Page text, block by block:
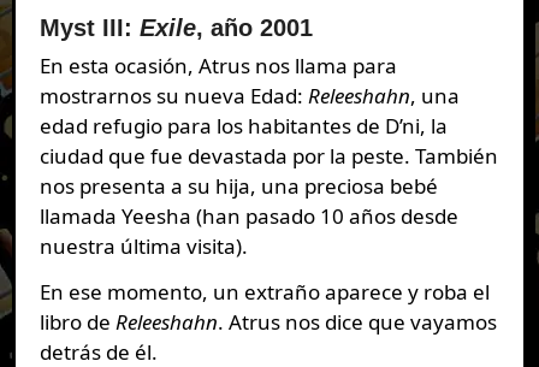
Myst III: Exile, año 2001
En esta ocasión, Atrus nos llama para
mostrarnos su nueva Edad: Releeshahn, una
edad refugio para los habitantes de D’ni, la
ciudad que fue devastada por la peste. También
nos presenta a su hija, una preciosa bebé
llamada Yeesha (han pasado 10 años desde
nuestra última visita).
En ese momento, un extraño aparece y roba el
libro de Releeshahn. Atrus nos dice que vayamos
detrás de él.